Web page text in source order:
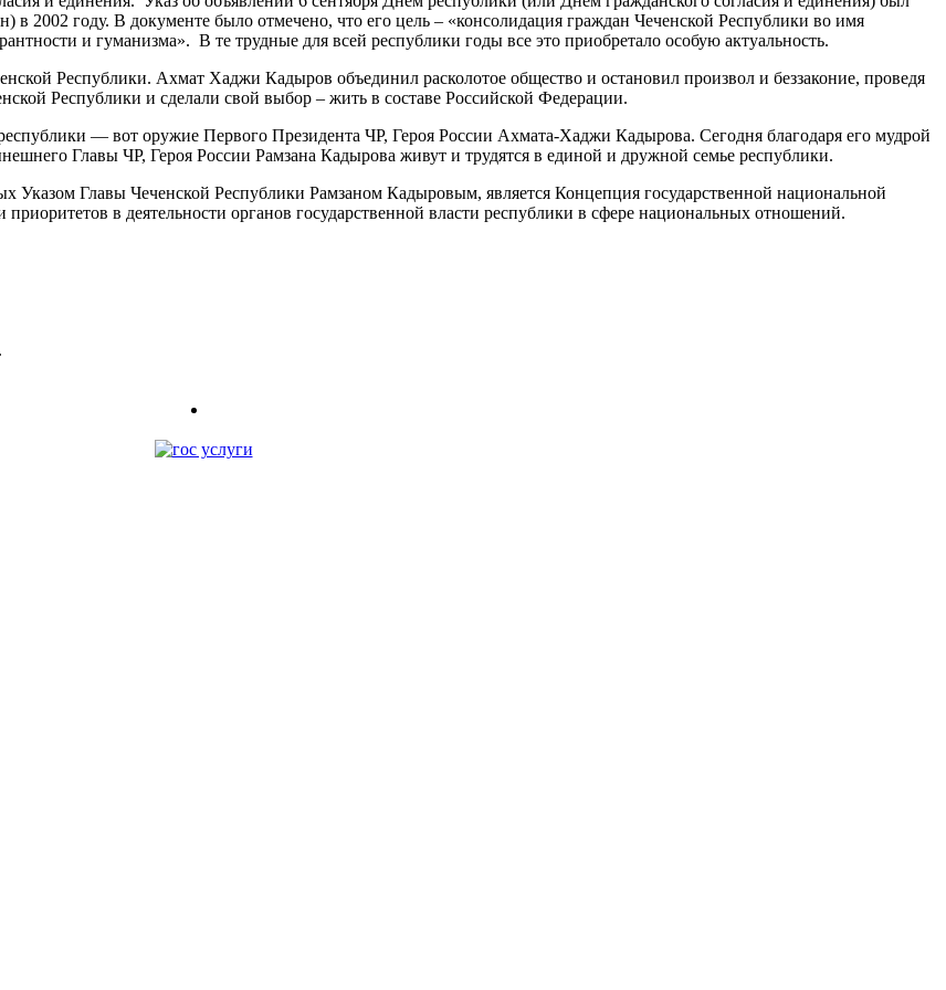
2002 году. В документе было отмечено, что его цель – «консолидация граждан Чеченской Республики во имя
и гуманизма». В те трудные для всей республики годы все это приобретало особую актуальность.
Республики. Ахмат Хаджи Кадыров объединил расколотое общество и остановил произвол и беззаконие, проведя
Республики и сделали свой выбор – жить в составе Российской Федерации.
— вот оружие Первого Президента ЧР, Героя России Ахмата-Хаджи Кадырова. Сегодня благодаря его мудрой
Главы ЧР, Героя России Рамзана Кадырова живут и трудятся в единой и дружной семье республики.
Указом Главы Чеченской Республики Рамзаном Кадыровым, является Концепция государственной национальной
в деятельности органов государственной власти республики в сфере национальных отношений.